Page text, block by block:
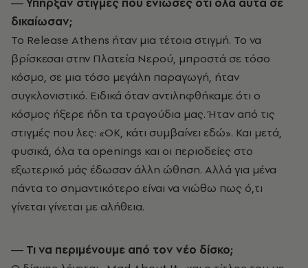
δικαίωσαν;
Το Release Athens ήταν μια τέτοια στιγμή. Το να
βρίσκεσαι στην Πλατεία Νερού, μπροστά σε τόσο
κόσμο, σε μια τόσο μεγάλη παραγωγή, ήταν
συγκλονιστικό. Ειδικά όταν αντιληφθήκαμε ότι ο
κόσμος ήξερε ήδη τα τραγούδια μας. Ήταν από τις
στιγμές που λες: «ΟΚ, κάτι συμβαίνει εδώ». Και μετά,
φυσικά, όλα τα openings και οι περιοδείες στο
εξωτερικό μάς έδωσαν άλλη ώθηση. Αλλά για μένα
πάντα το σημαντικότερο είναι να νιώθω πως ό,τι
γίνεται γίνεται με αλήθεια.
― Τι να περιμένουμε από τον νέο δίσκο;